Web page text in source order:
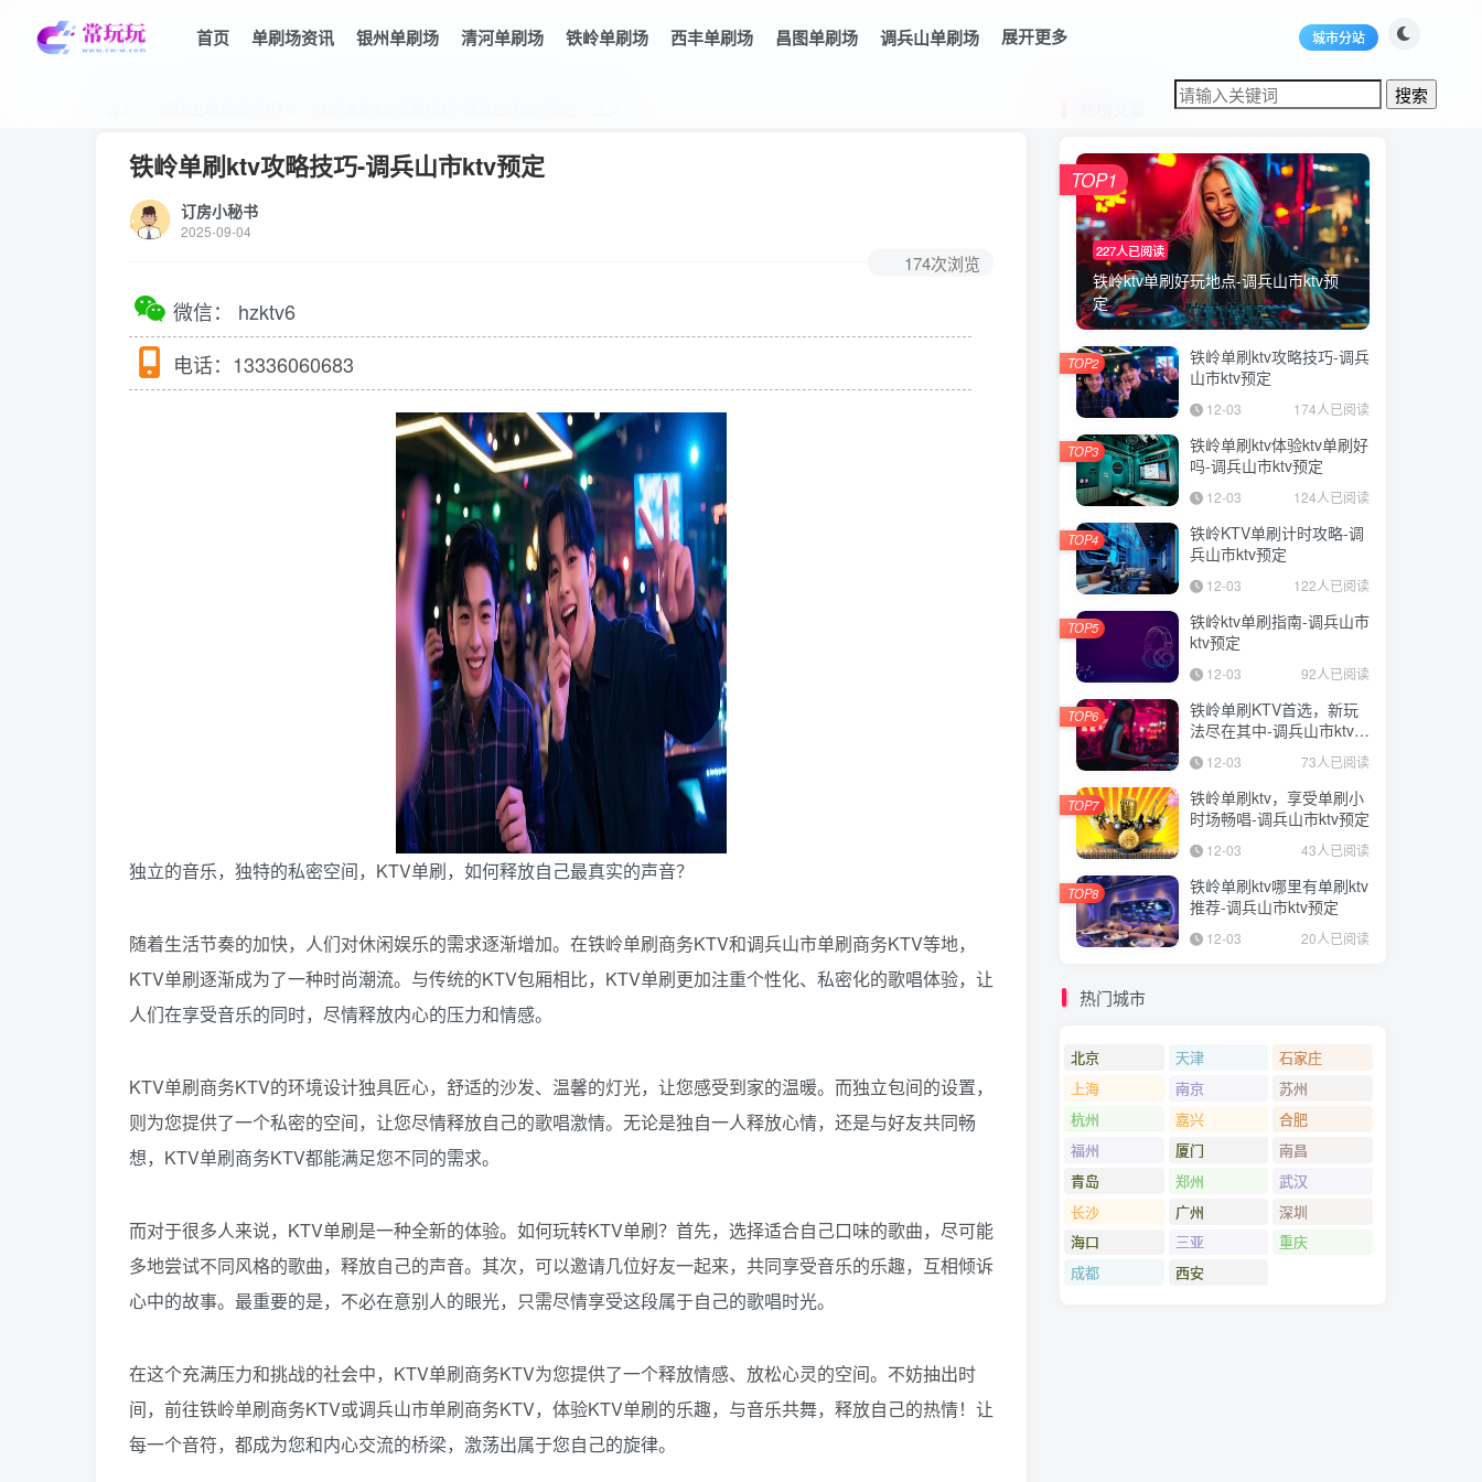
首页 单刷场资讯 银州单刷场 清河单刷场 铁岭单刷场 西丰单刷场 昌图单刷场 调兵山单刷场 展开更多 城市分站
铁岭单刷ktv攻略技巧-调兵山市ktv预定
订房小秘书
2025-09-04
174次浏览
微信：
hzktv6
电话： 13336060683
独立的音乐，独特的私密空间，KTV单刷，如何释放自己最真实的声音？
随着生活节奏的加快，人们对休闲娱乐的需求逐渐增加。在铁岭单刷商务KTV和调兵山市单刷商务KTV等地，
KTV单刷逐渐成为了一种时尚潮流。与传统的KTV包厢相比，KTV单刷更加注重个性化、私密化的歌唱体验，让
人们在享受音乐的同时，尽情释放内心的压力和情感。
KTV单刷商务KTV的环境设计独具匠心，舒适的沙发、温馨的灯光，让您感受到家的温暖。而独立包间的设置，
则为您提供了一个私密的空间，让您尽情释放自己的歌唱激情。无论是独自一人释放心情，还是与好友共同畅
想，KTV单刷商务KTV都能满足您不同的需求。
而对于很多人来说，KTV单刷是一种全新的体验。如何玩转KTV单刷？首先，选择适合自己口味的歌曲，尽可能
多地尝试不同风格的歌曲，释放自己的声音。其次，可以邀请几位好友一起来，共同享受音乐的乐趣，互相倾诉
心中的故事。最重要的是，不必在意别人的眼光，只需尽情享受这段属于自己的歌唱时光。
在这个充满压力和挑战的社会中，KTV单刷商务KTV为您提供了一个释放情感、放松心灵的空间。不妨抽出时
间，前往铁岭单刷商务KTV或调兵山市单刷商务KTV，体验KTV单刷的乐趣，与音乐共舞，释放自己的热情！让
每一个音符，都成为您和内心交流的桥梁，激荡出属于您自己的旋律。
227人已阅读
铁岭ktv单刷好玩地点-调兵山市ktv预
定
TOP1
铁岭单刷ktv攻略技巧-调兵
山市ktv预定
12-03 174人已阅读
TOP2
铁岭单刷ktv体验ktv单刷好
吗-调兵山市ktv预定
12-03 124人已阅读
TOP3
铁岭KTV单刷计时攻略-调
兵山市ktv预定
12-03 122人已阅读
TOP4
铁岭ktv单刷指南-调兵山市
ktv预定
12-03 92人已阅读
TOP5
铁岭单刷KTV首选，新玩
法尽在其中-调兵山市ktv预
12-03 73人已阅读
TOP6
铁岭单刷ktv，享受单刷小
时场畅唱-调兵山市ktv预定
12-03 43人已阅读
TOP7
铁岭单刷ktv哪里有单刷ktv
推荐-调兵山市ktv预定
12-03 20人已阅读
TOP8
热门城市
北京 天津
石家庄
上海
南京
苏州
杭州
嘉兴
合肥
福州
厦门
南昌
青岛
郑州
武汉
长沙
广州
深圳
海口
三亚
重庆
成都
西安